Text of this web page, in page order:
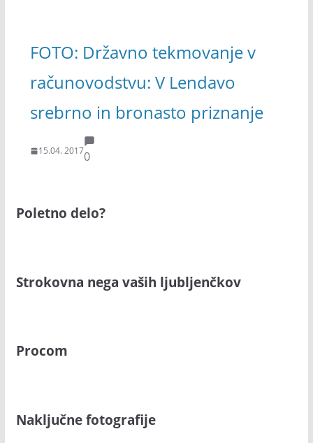
FOTO: Državno tekmovanje v
računovodstvu: V Lendavo
srebrno in bronasto priznanje
15.04. 20170
Poletno delo?
Strokovna nega vaših ljubljenčkov
Procom
Naključne fotografije